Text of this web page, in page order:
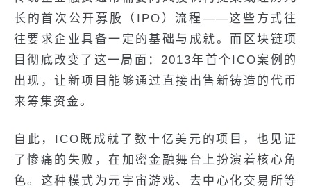
长的首次公开募股（IPO）流程——这些方式往
往要求企业具备一定的基础与成就。而区块链项
目彻底改变了这一局面：2013年首个ICO案例的
出现，让新项目能够通过直接出售新铸造的代币
来筹集资金。
自此，ICO既成就了数十亿美元的项目，也见证
了惨痛的失败，在加密金融舞台上扮演着核心角
色。这种模式为元宇宙游戏、去中心化交易所等